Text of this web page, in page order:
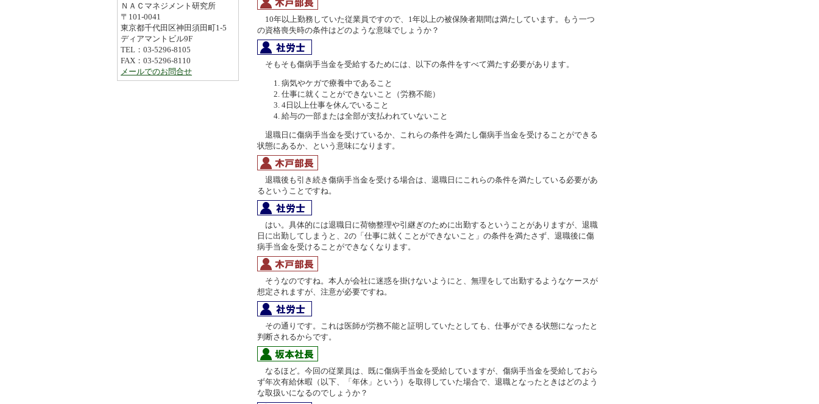
10年以上勤務していた従業員ですので、1年以上の被保険者期間は満たしています。もう一つ
の資格喪失時の条件はどのような意味でしょうか？
そもそも傷病手当金を受給するためには、以下の条件をすべて満たす必要があります。
病気やケガで療養中であること
仕事に就くことができないこと（労務不能）
4日以上仕事を休んでいること
給与の一部または全部が支払われていないこと
退職日に傷病手当金を受けているか、これらの条件を満たし傷病手当金を受けることができる
状態にあるか、という意味になります。
退職後も引き続き傷病手当金を受ける場合は、退職日にこれらの条件を満たしている必要があ
るということですね。
はい。具体的には退職日に荷物整理や引継ぎのために出勤するということがありますが、退職
日に出勤してしまうと、2の「仕事に就くことができないこと」の条件を満たさず、退職後に傷
病手当金を受けることができなくなります。
そうなのですね。本人が会社に迷惑を掛けないようにと、無理をして出勤するようなケースが
想定されますが、注意が必要ですね。
その通りです。これは医師が労務不能と証明していたとしても、仕事ができる状態になったと
判断されるからです。
なるほど。今回の従業員は、既に傷病手当金を受給していますが、傷病手当金を受給しておら
ず年次有給休暇（以下、「年休」という）を取得していた場合で、退職となったときはどのよう
な取扱いになるのでしょうか？
ＮＡＣマネジメント研究所
〒101-0041
東京都千代田区神田須田町1-5
ディアマントビル9F
TEL：03-5296-8105
FAX：03-5296-8110
メールでのお問合せ